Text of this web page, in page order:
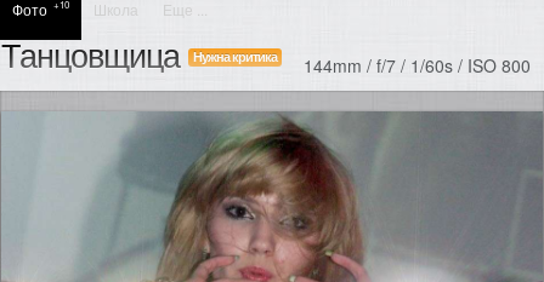
Фото +10 Школа Еще ...
Танцовщица Нужна критика 144mm / f/7 / 1/60s / ISO 800